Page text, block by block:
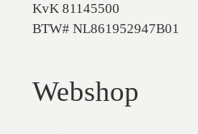
KvK 81145500
BTW# NL861952947B01
Webshop